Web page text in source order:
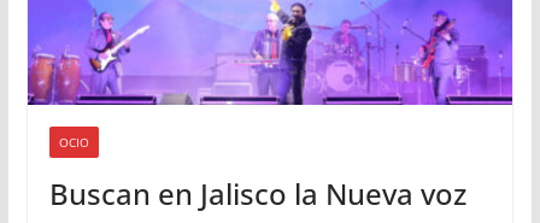
OCIO
Buscan en Jalisco la Nueva voz